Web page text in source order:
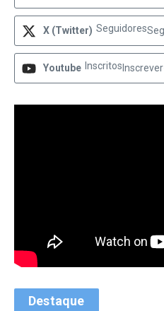
X (Twitter) Seguidores
Youtube Inscritos
Destaque